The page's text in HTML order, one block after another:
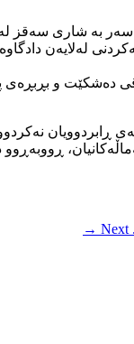
ساحێب سەر بە
لەلایەن
دەشکێت و
ڕابردوویان
ڕووبەڕوو
Next →